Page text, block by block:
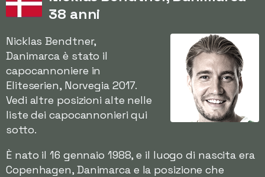
38 anni
Nicklas Bendtner,
Danimarca è stato il
capocannoniere in
Eliteserien, Norvegia 2017.
Vedi altre posizioni alte nelle
liste dei capocannonieri qui
sotto.
È nato il 16 gennaio 1988, e il luogo di nascita era
Copenhagen, Danimarca e la posizione che